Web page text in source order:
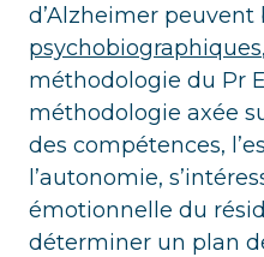
d’Alzheimer peuvent
psychobiographiques
méthodologie du Pr
méthodologie axée
des compétences,
l’autonomie,
émotionnelle du
déterminer un plan